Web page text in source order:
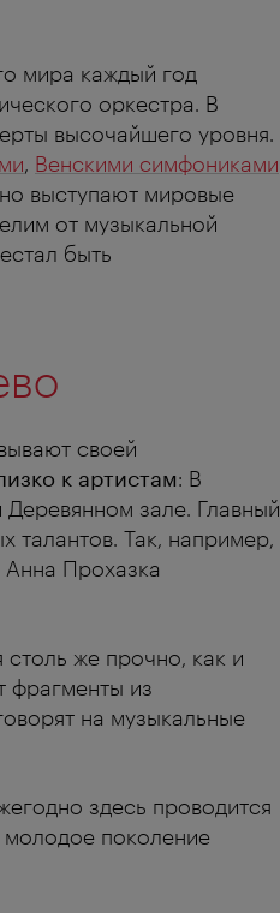
мира каждый год
оркестра. В
высочайшего уровня.
, Венскими симфониками
выступают мировые
от музыкальной
быть
своей
к артистам: В
зале. Главный
талантов. Так, например,
Прохазка
столь же прочно, как и
фрагменты из
на музыкальные
здесь проводится
поколение